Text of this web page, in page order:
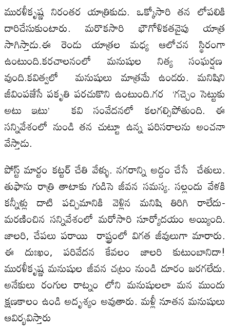
మురళీకృష్ణ నిరంతర యాత్రికుడు. ఒక్కోసారి తన లోపలికి
దారిచేసుకుంటారు. మరొకసారి భౌగోళికతవైపు యాత్ర
సాగిస్తాడు.ఈ రెండు యాత్రల మధ్య ఆలోచన స్థిరంగా
ఉంటుంది.కరచాలనంలో మనుషుల నిత్య సంఘర్షణ
వుంది.కవిత్వలో మనుషులు మాత్రమే ఉండరు. మనిషిని
జీవింపజేసే పకృతి పరచుకొని ఉంటుంది.గర ‘గచ్చెం సెట్టుకు
అటు ఇటు’ కవి సంవేదనలో కలగల్సిపోతుంది. ఈ
సన్నివేశంలో నుండి తన చుట్టూ ఉన్న పరిసరాలను అంచనా
వేస్తాడు.
పోస్ట్ మార్టం కట్టర్ చేతి వేళ్ళు. నగరాన్ని అద్దం చేసే చేతులు.
తుఫాను రాత్రి తాటాకు గుడిసె జీవన సమస్య. సల్లందు వేళకి
కన్నీళ్లు దాటి పచ్చిమానికి వెళ్లిన మనిషి తిరిగి రాలేదు-
మరణించిన సన్నివేశంలో మరోసారి సూర్యోదయం అయ్యింది.
జాలరి, చేపలు పరాయి రాష్ట్రంలో విగత జీవులుగా మారారు.
ఈ దుఃఖం, పరివేదన కేవలం జాలరి కుటుంబానిదా!
మురళీకృష్ణ మనుషుల జీవన చట్రం నుండి దూరం జరగలేదు.
అనేకులు రంగుల రాట్నం లోని మనుషులలా మన ముందు
క్షణకాలం ఉండి అదృశ్యం అవుతారు. మళ్లీ నూతన మనుషులు
ఆవిర్భవిస్తారు